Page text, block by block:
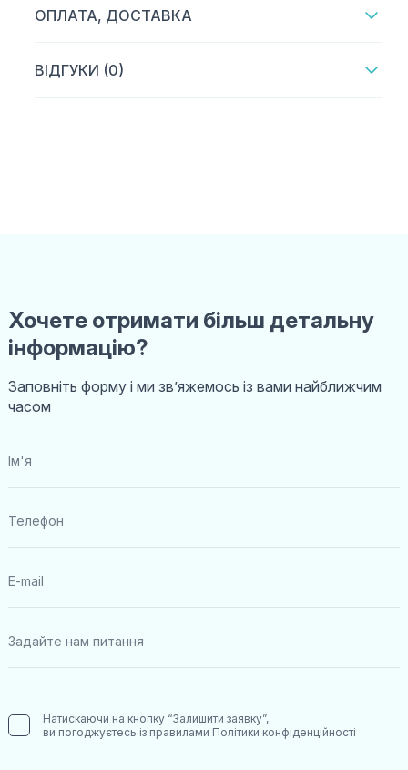
ОПЛАТА, ДОСТАВКА
ВІДГУКИ (0)
Хочете отримати більш детальну
інформацію?
Заповніть форму і ми звʼяжемось із вами найближчим
часом
Натискаючи на кнопку “Залишити заявку”,
ви погоджуєтесь із правилами Політики конфіденційності